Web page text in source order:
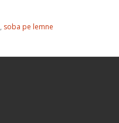
, soba pe lemne